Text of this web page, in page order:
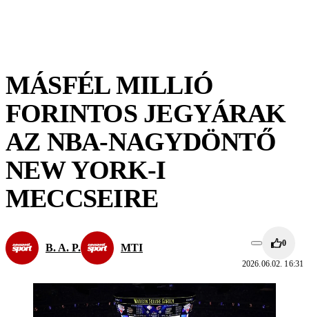
MÁSFÉL MILLIÓ
FORINTOS JEGYÁRAK
AZ NBA-NAGYDÖNTŐ
NEW YORK-I
MECCSEIRE
B. A. P. MTI 0
2026.06.02. 16:31